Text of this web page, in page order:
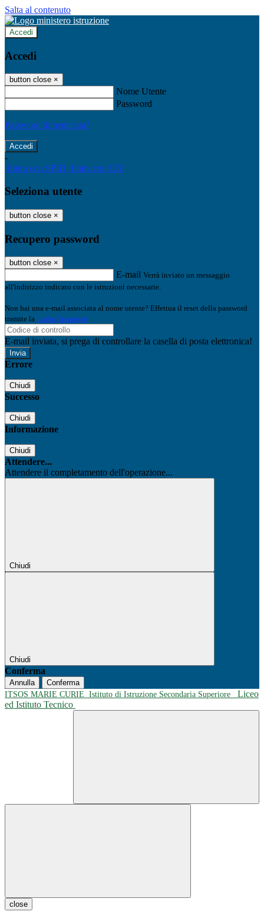
Salta al contenuto
Accedi
Accedi
button close ×
Nome Utente
Password
Password dimenticata?
-
Entra con SPID Entra con CIE
Seleziona utente
button close ×
Recupero password
button close ×
E-mail Verrà inviato un messaggio
all'indirizzo indicato con le istruzioni necessarie.
Non hai una e-mail associata al nome utente? Effettua il reset della password
tramite la Login Spaggiari
E-mail inviata, si prega di controllare la casella di posta elettronica!
Errore
Chiudi
Successo
Chiudi
Informazione
Chiudi
Attendere...
Attendere il completamento dell'operazione...
Chiudi
Chiudi
Conferma
Annulla
Conferma
ITSOS MARIE CURIE Istituto di Istruzione Secondaria Superiore
Liceo
ed Istituto Tecnico
close